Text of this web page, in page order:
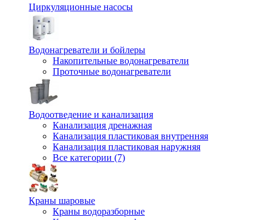
Циркуляционные насосы
Водонагреватели и бойлеры
Накопительные водонагреватели
Проточные водонагреватели
Водоотведение и канализация
Канализация дренажная
Канализация пластиковая внутренняя
Канализация пластиковая наружняя
Все категории (7)
Краны шаровые
Краны водоразборные